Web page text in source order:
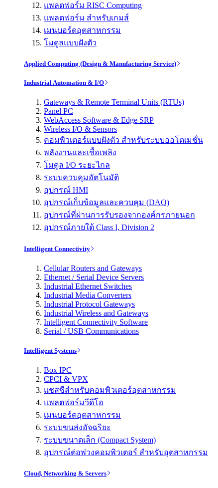
แพลตฟอร์ม RISC Computing
แพลตฟอร์ม สำหรับเกมส์
เมนบอร์ดอุตสาหกรรม
โมดูลแบบฝังตัว
Applied Computing (Design & Manufacturing Service)
Industrial Automation & I/O
Gateways & Remote Terminal Units (RTUs)
Panel PC
WebAccess Software & Edge SRP
Wireless I/O & Sensors
คอมพิวเตอร์แบบฝังตัว สำหรับระบบออโตเมชั่น
พลังงานและเชื้อเพลิง
โมดูล I/O ระยะไกล
ระบบควบคุมอัตโนมัติ
อุปกรณ์ HMI
อุปกรณ์เก็บข้อมูลและควบคุม (DAQ)
อุปกรณ์ที่ผ่านการรับรองจากองค์กรภายนอก
อุปกรณ์ภายใต้ Class I, Division 2
Intelligent Connectivity
Cellular Routers and Gateways
Ethernet / Serial Device Servers
Industrial Ethernet Switches
Industrial Media Converters
Industrial Protocol Gateways
Industrial Wireless and Gateways
Intelligent Connectivity Software
Serial / USB Communications
Intelligent Systems
Box IPC
CPCI & VPX
แชสซีสำหรับคอมพิวเตอร์อุตสาหกรรม
แพลตฟอร์มวีดีโอ
เมนบอร์ดอุตสาหกรรม
ระบบขนส่งอัจฉริยะ
ระบบขนาดเล็ก (Compact System)
อุปกรณ์ต่อพ่วงคอมพิวเตอร์ สำหรับอุตสาหกรรม
Cloud, Networking & Servers